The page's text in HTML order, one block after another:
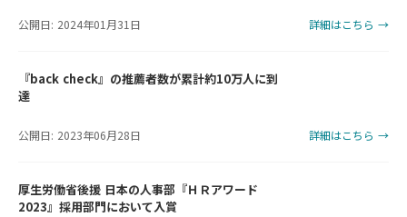
公開日: 2024年01月31日 詳細はこちら →
『back check』の推薦者数が累計約10万人に到
達
公開日: 2023年06月28日 詳細はこちら →
厚生労働省後援 日本の人事部『ＨＲアワード
2023』採用部門において入賞